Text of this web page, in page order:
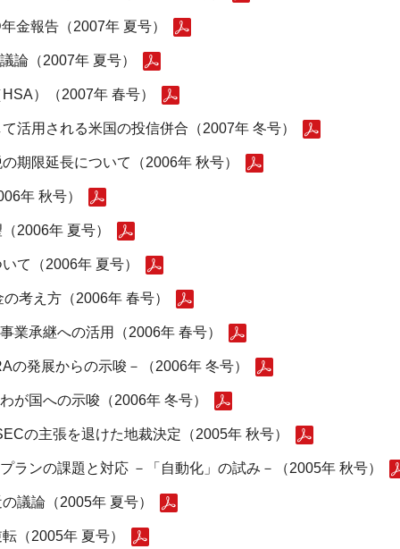
金報告（2007年 夏号）
論（2007年 夏号）
）（2007年 春号）
活用される米国の投信併合（2007年 冬号）
期限延長について（2006年 秋号）
年 秋号）
2006年 夏号）
て（2006年 夏号）
考え方（2006年 春号）
業承継への活用（2006年 春号）
の発展からの示唆－（2006年 冬号）
が国への示唆（2006年 冬号）
の主張を退けた地裁決定（2005年 秋号）
ランの課題と対応 －「自動化」の試み－（2005年 秋号）
議論（2005年 夏号）
（2005年 夏号）